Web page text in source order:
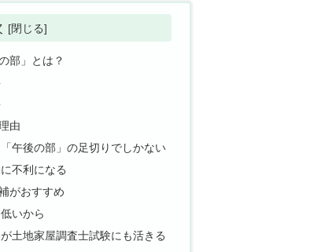
部」とは？
由
午後の部」の足切りでしかない
不利になる
がおすすめ
いから
土地家屋調査士試験にも活きる